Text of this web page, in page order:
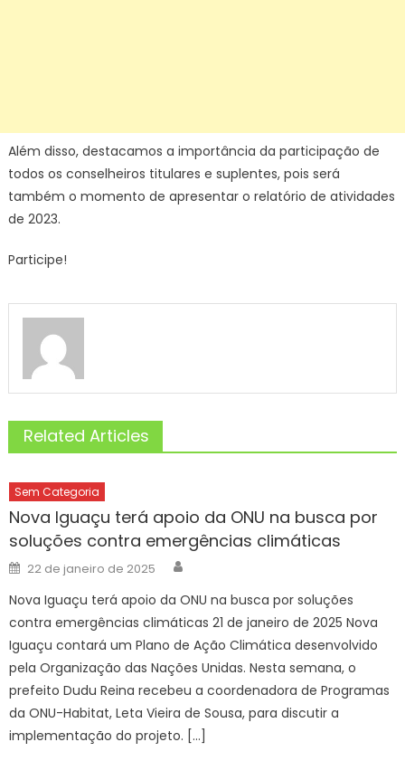
Além disso, destacamos a importância da participação de
todos os conselheiros titulares e suplentes, pois será
também o momento de apresentar o relatório de atividades
de 2023.
Participe!
Related Articles
Sem Categoria
Nova Iguaçu terá apoio da ONU na busca por
soluções contra emergências climáticas
Posted
on
22 de janeiro de 2025
Nova Iguaçu terá apoio da ONU na busca por soluções
contra emergências climáticas 21 de janeiro de 2025 Nova
Iguaçu contará um Plano de Ação Climática desenvolvido
pela Organização das Nações Unidas. Nesta semana, o
prefeito Dudu Reina recebeu a coordenadora de Programas
da ONU-Habitat, Leta Vieira de Sousa, para discutir a
implementação do projeto. […]